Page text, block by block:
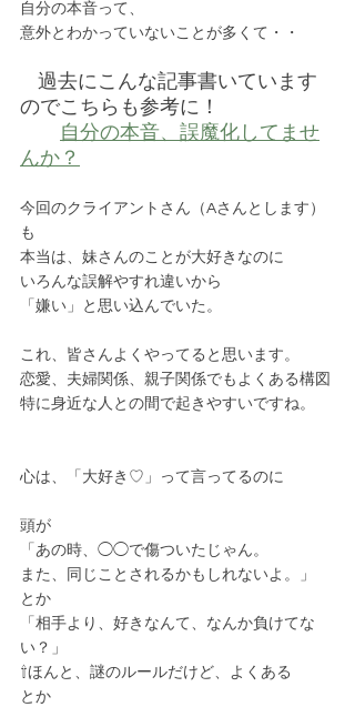
自分の本音って、
意外とわかっていないことが多くて・・
過去にこんな記事書いています
のでこちらも参考に！
自分の本音、誤魔化してませ
んか？
今回のクライアントさん（Aさんとします）
も
本当は、妹さんのことが大好きなのに
いろんな誤解やすれ違いから
「嫌い」と思い込んでいた。
これ、皆さんよくやってると思います。
恋愛、夫婦関係、親子関係でもよくある構図
特に身近な人との間で起きやすいですね。
心は、「大好き♡」って言ってるのに
頭が
「あの時、◯◯で傷ついたじゃん。
また、同じことされるかもしれないよ。」
とか
「相手より、好きなんて、なんか負けてな
い？」
⇧ほんと、謎のルールだけど、よくある
とか